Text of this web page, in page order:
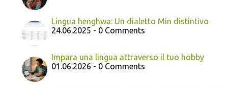
Lingua henghwa: Un dialetto Min distintivo
24.06.2025 - 0 Comments
Impara una lingua attraverso il tuo hobby
01.06.2026 - 0 Comments